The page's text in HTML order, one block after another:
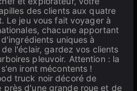
des clients aux quatre
Le jeu vous fait voyager à
chacune apportant
uniques à
l'éclair, gardez vos clients
pleuvoir. Attention : la
iront mécontents !
truck noir décoré de
près d'une grande roue et de